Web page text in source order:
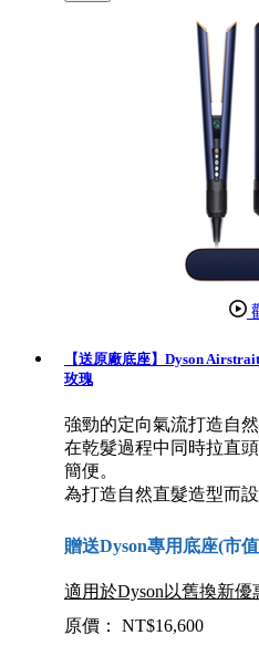
【送原廠底座】Dyson
玫瑰
強勁的定向氣流打造自然
在乾髮過程中同時拉直
簡便。
為打造自然直髮造型而設
贈送Dyson專用底座(市
適用於Dyson以舊換新優
原價： NT$16,600